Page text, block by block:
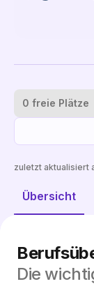
0 freie Plätze
Übersicht
zuletzt aktualisiert
Die